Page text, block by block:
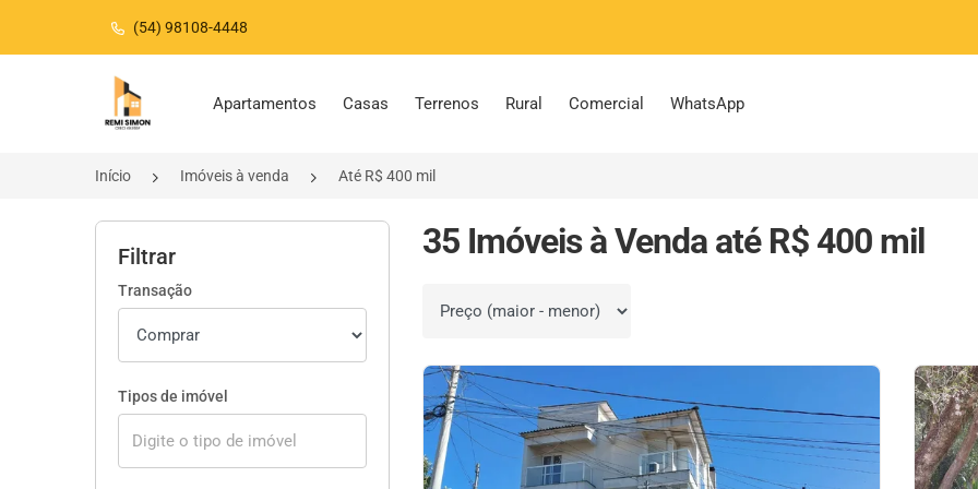
(54) 98108-4448
Página inicial
Apartamentos Casas Terrenos Rural Comercial WhatsApp
Início Imóveis à venda Até R$ 400 mil
Filtrar
Transação
Tipos de imóvel
35 Imóveis à Venda até R$ 400 mil
Ordenar por